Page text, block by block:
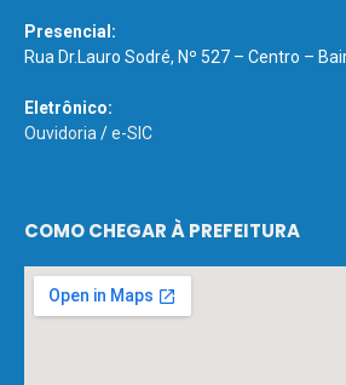
Presencial:
Rua Dr.Lauro Sodré, Nº 527 – Centro –
Eletrônico:
Ouvidoria /e-SIC
COMO CHEGAR À PREFEITURA